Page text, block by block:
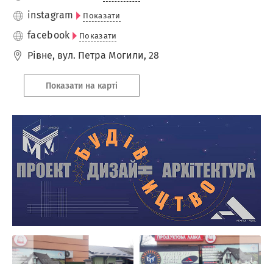
instagram Показати
facebook Показати
Рівне, вул. Петра Могили, 28
Показати на карті